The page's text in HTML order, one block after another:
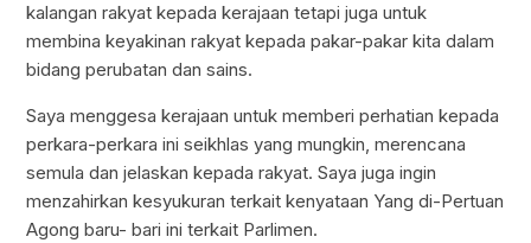
kalangan rakyat kepada kerajaan tetapi juga untuk
membina keyakinan rakyat kepada pakar-pakar kita dalam
bidang perubatan dan sains.
Saya menggesa kerajaan untuk memberi perhatian kepada
perkara-perkara ini seikhlas yang mungkin, merencana
semula dan jelaskan kepada rakyat. Saya juga ingin
menzahirkan kesyukuran terkait kenyataan Yang di-Pertuan
Agong baru- bari ini terkait Parlimen.